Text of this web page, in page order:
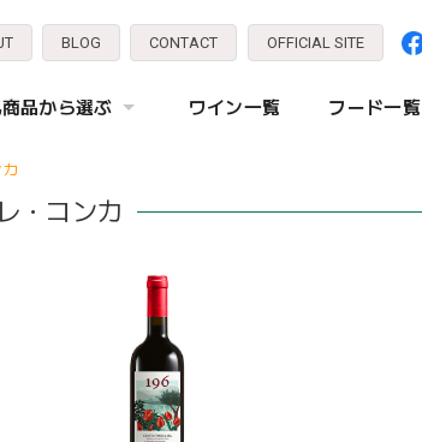
BLOG CONTACT OFFICIAL SITE
品から選ぶ ワイン一覧 フード一覧
・コンカ